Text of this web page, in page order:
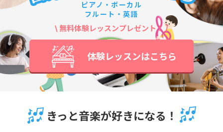
ピアノ・ボーカル
フルート・英語
\ 無料体験レッスンプレゼント！ /
体験レッスンはこちら
きっと音楽が好きになる！